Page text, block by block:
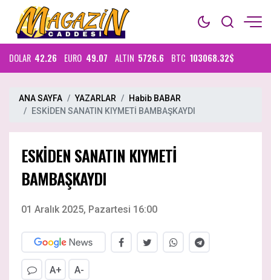
DOLAR 42.26 EURO 49.07 ALTIN 5726.6 BTC 103068.32$
ANA SAYFA YAZARLAR
Habib BABAR
ESKİDEN SANATIN KIYMETİ BAMBAŞKAYDI
ESKİDEN SANATIN KIYMETİ
BAMBAŞKAYDI
01 Aralık 2025, Pazartesi 16:00
A+ A-